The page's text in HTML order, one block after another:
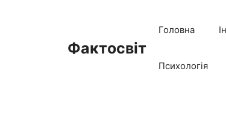
Фактосвіт
Головна
Психологія